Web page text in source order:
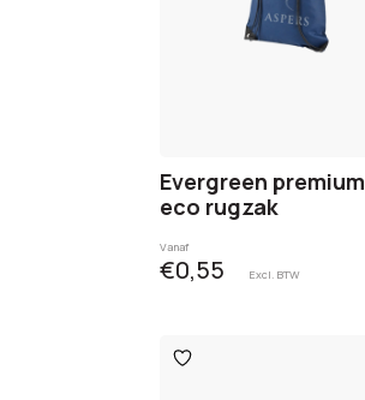
Evergreen premium
eco rugzak
Vanaf
€0,55 Excl. BTW
Toevoegen
aan